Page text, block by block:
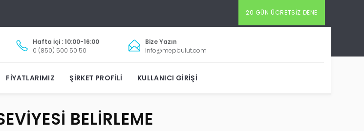
20 GÜN ÜCRETSIZ DENE
Hafta İçi : 10:00-16:00
0 (850) 500 50 50
Bize Yazın
info@mepbulut.com
FIYATLARIMIZ ŞIRKET PROFILI KULLANICI GIRIŞI
BELIRLEME